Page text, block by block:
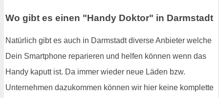
Wo gibt es einen "Handy Doktor" in Darmstadt
Natürlich gibt es auch in Darmstadt diverse Anbieter welche
Dein Smartphone reparieren und helfen können wenn das
Handy kaputt ist. Da immer wieder neue Läden bzw.
Unternehmen dazukommen können wir hier keine komplette